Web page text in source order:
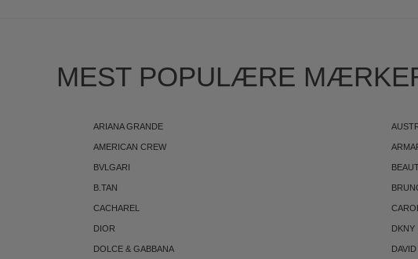
MEST POPULÆRE
ARIANA GRANDE
AMERICAN CREW
BVLGARI
B.TAN
CACHAREL
DIOR DKNY
DOLCE & GABBANA